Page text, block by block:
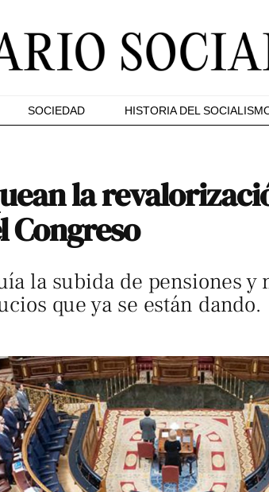
SOCIEDAD HISTORIA DEL
la
Congreso
la subida de pensiones y
que ya se están dando.